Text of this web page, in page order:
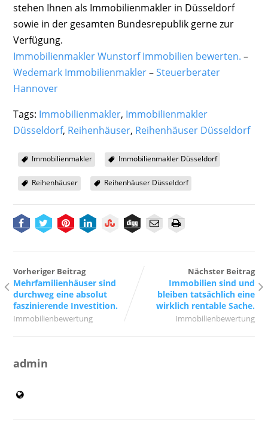
stehen Ihnen als Immobilienmakler in Düsseldorf
sowie in der gesamten Bundesrepublik gerne zur
Verfügung.
Immobilienmakler Wunstorf Immobilien bewerten. –
Wedemark Immobilienmakler–Steuerberater
Hannover
Tags: Immobilienmakler, Immobilienmakler
Düsseldorf, Reihenhäuser, Reihenhäuser Düsseldorf
Immobilienmakler Immobilienmakler Düsseldorf
Reihenhäuser Reihenhäuser Düsseldorf
Vorheriger Beitrag
Mehrfamilienhäuser sind
durchweg eine absolut
faszinierende Investition.
Immobilienbewertung
Nächster Beitrag
Immobilien sind und
bleiben tatsächlich eine
wirklich rentable Sache.
Immobilienbewertung
admin